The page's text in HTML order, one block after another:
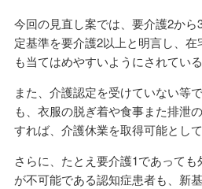
今回の見直し案では、要介護2か
定基準を要介護2以上と明言し、
も当てはめやすいようにされている
また、介護認定を受けていない等
も、衣服の脱ぎ着や食事また排泄
すれば、介護休業を取得可能として
さらに、たとえ要介護1であって
が不可能である認知症患者も、新